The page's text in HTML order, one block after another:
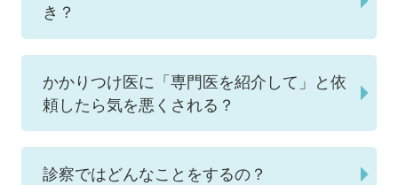
き？
かかりつけ医に「専門医を紹介して」と依
頼したら気を悪くされる？
診察ではどんなことをするの？